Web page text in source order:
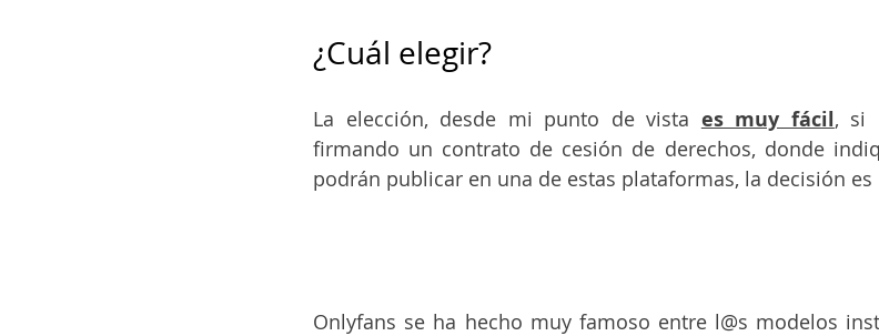
¿Cuál elegir?
La elección, desde mi punto de vista es muy fácil, si
firmando un contrato de cesión de derechos, donde
podrán publicar en una de estas plataformas, la decisión es
Onlyfans se ha hecho muy famoso entre l@s modelos